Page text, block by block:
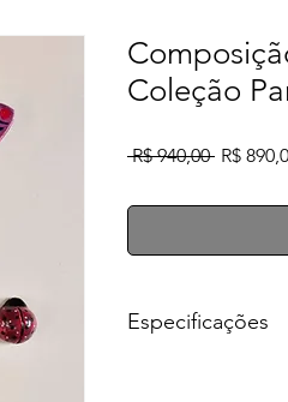
Coleção
R$ 940,00 Preço
R$
Especificações